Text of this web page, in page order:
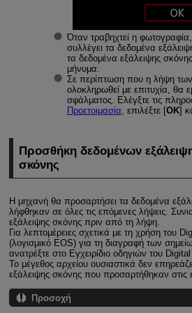
Όταν τραβηχτεί η
συλλέγει τα δεδομένα
τα δεδομένα εξάλειψης
μήνυμα.
Σε περίπτωση που η λήψη
ολοκληρωθεί με επιτυχία, θα
σφάλματος. Ελέγξτε τις
Προετοιμασία, επιλέξτε [ΟΚ]
Προσθήκη δεδομένων
σκόνης
Η μηχανή θα προσαρτήσει τα δεδομένα
λήφθηκαν σε όλες τις επόμενες λήψεις.
εξάλειψης σκόνης πριν από τη λήψη.
Για λεπτομέρειες σχετικά με τη χρήση του
(λογισμικό EOS) για τη διαγραφή των
ανατρέξτε στο Εγχειρίδιο οδηγιών του
Το μέγεθος αρχείου ουσιαστικά δεν
εξάλειψης σκόνης που προσαρτήθηκαν στις
Προσοχή